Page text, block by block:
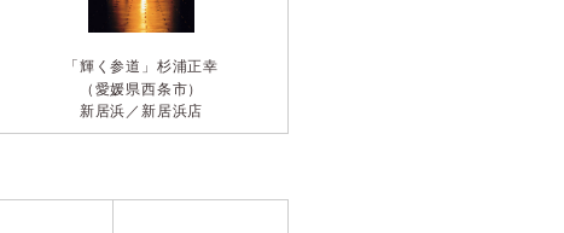
「輝く参道」 杉浦正幸
（愛媛県西条市）
新居浜／新居浜店